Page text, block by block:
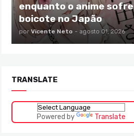
enquanto o anime sofre
boicote no Japão
por Vicente Neto - agosto 01, 2026
TRANSLATE
Powered by Translate